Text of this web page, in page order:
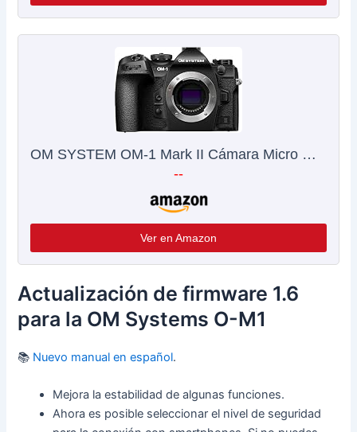
OM SYSTEM OM-1 Mark II Cámara Micro Cuatro Tercios, Sensor apilado de 20 MP BSI, Estabilización de Imagen de 5 Ejes, Negra
--
Ver en Amazon
Actualización de firmware 1.6
para la OM Systems O-M1
📚 Nuevo manual en español.
Mejora la estabilidad de algunas funciones.
Ahora es posible seleccionar el nivel de seguridad